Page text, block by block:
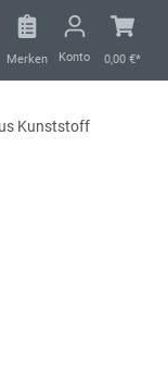
Merken Konto 0,00 €*
Kunststoff